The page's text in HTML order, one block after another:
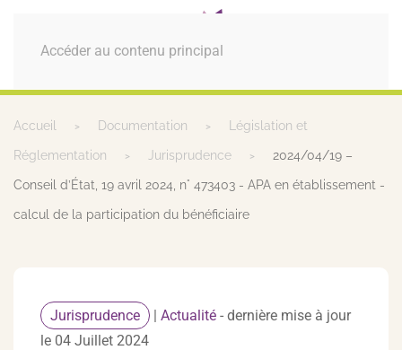
Accéder au contenu principal
MENU
Accueil Documentation Législation et
Réglementation Jurisprudence 2024/04/19 –
Conseil d’État, 19 avril 2024, n° 473403 - APA en établissement -
calcul de la participation du bénéficiaire
Jurisprudence | Actualité - dernière mise à jour
le 04 Juillet 2024